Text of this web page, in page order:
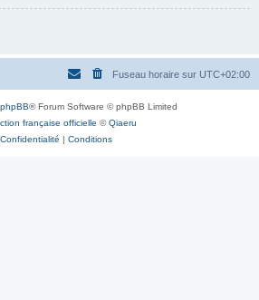
Fuseau horaire sur UTC+02:00
phpBB® Forum Software © phpBB Limited
française officielle ©Qiaeru
Confidentialité | Conditions